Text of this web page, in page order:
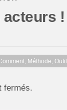
Méthode,
fermés.